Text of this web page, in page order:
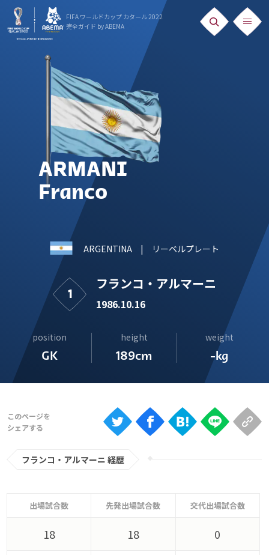
FIFA ワールドカップ カタール 2022
完全ガイド by ABEMA
ニュース
出場国
Teams
日本代表
Team Japan
日程・結果
ランキング
Ranking
大会について
About
視聴方法
Android
TV
ARGENTINA| リーベルプレート
ARMANI
Franco
1
フランコ・アルマーニ
1986.10.16
position
GK
height
189cm
weight
-kg
フランコ・アルマーニ 経歴
出場試合数
18
先発出場試合数
18
交代出場試合数
0